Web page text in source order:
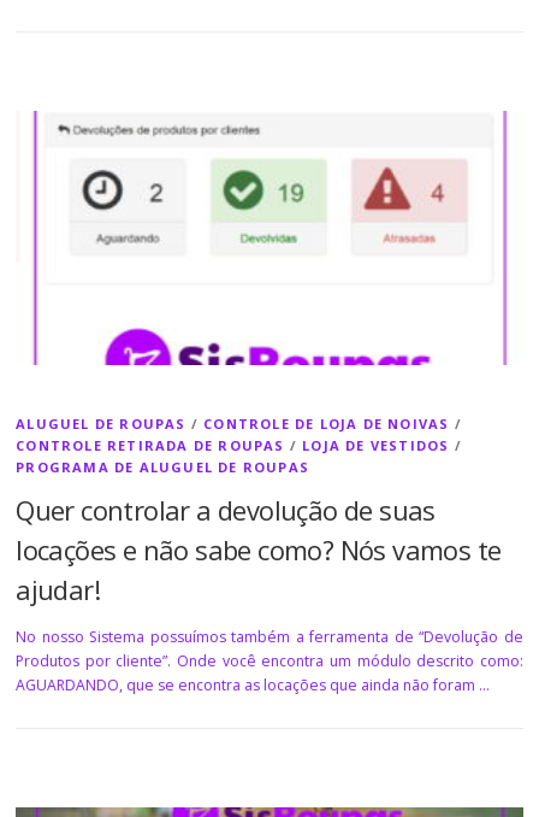
ALUGUEL DE ROUPAS / CONTROLE DE LOJA DE NOIVAS /
CONTROLE RETIRADA DE ROUPAS / LOJA DE VESTIDOS /
PROGRAMA DE ALUGUEL DE ROUPAS
Quer controlar a devolução de suas
locações e não sabe como? Nós vamos te
ajudar!
No nosso Sistema possuímos também a ferramenta de “Devolução de
Produtos por cliente”. Onde você encontra um módulo descrito como:
AGUARDANDO, que se encontra as locações que ainda não foram …